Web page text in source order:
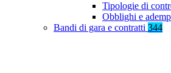
Tipologie di
Obblighi e
Bandi di gara e contratti 344